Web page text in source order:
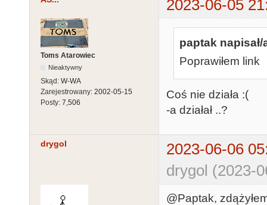
2023-06-05
Toms Atarowiec
Nieaktywny
Skąd: W-WA
Zarejestrowany: 2002-05-15
Posty: 7,506
paptak napisał/
Poprawiłem link
Coś nie działa :(
-a działał ..?
drygol
2023-06-06
drygol (2023-
@Paptak,